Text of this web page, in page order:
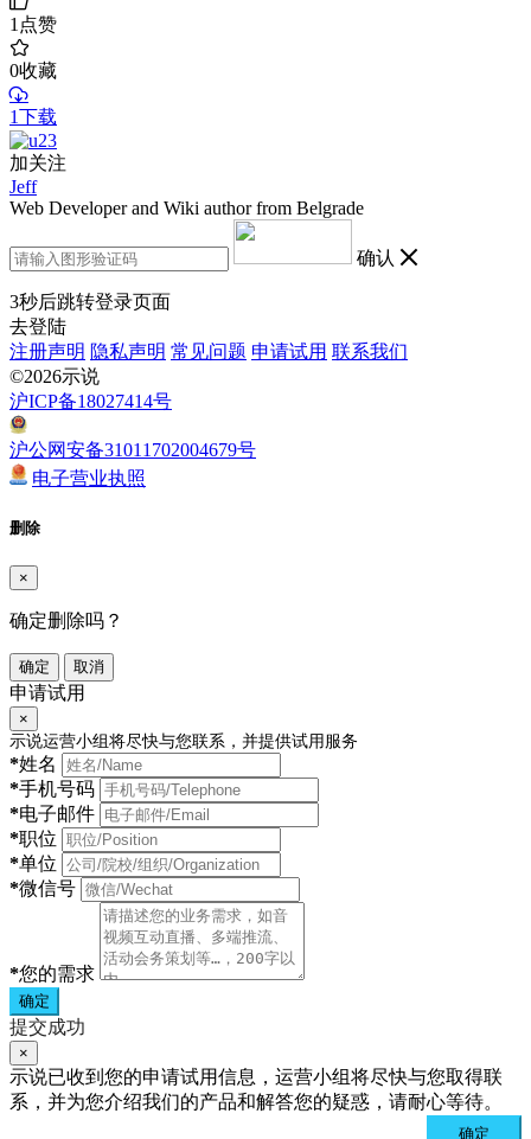
1点赞
0收藏
1下载
加关注
Jeff
Web Developer and Wiki author from Belgrade
确认
3秒后跳转登录页面
去登陆
注册声明 隐私声明 常见问题 申请试用 联系我们
©2026示说
沪ICP备18027414号
沪公网安备31011702004679号
电子营业执照
删除
×
确定删除吗？
确定 取消
申请试用
×
示说运营小组将尽快与您联系，并提供试用服务
*姓名
*手机号码
*电子邮件
*职位
*单位
*微信号
*您的需求
确定
提交成功
×
示说已收到您的申请试用信息，运营小组将尽快与您取得联
系，并为您介绍我们的产品和解答您的疑惑，请耐心等待。
确定